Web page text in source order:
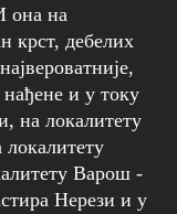
она на
крст, дебелих
и у току
на локалитету
Варош -
Нерези и у